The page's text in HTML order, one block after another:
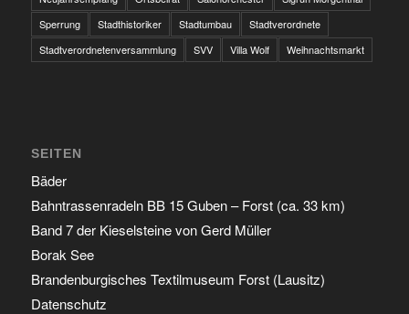
Sperrung
Stadthistoriker Stadtumbau
Stadtverordnete
Stadtverordnetenversammlung
SVV Villa Wolf Weihnachtsmarkt
SEITEN
Bäder
Bahntrassenradeln BB 15 Guben – Forst (ca. 33 km)
Band 7 der Kieselsteine von Gerd Müller
Borak See
Brandenburgisches Textilmuseum Forst (Lausitz)
Datenschutz